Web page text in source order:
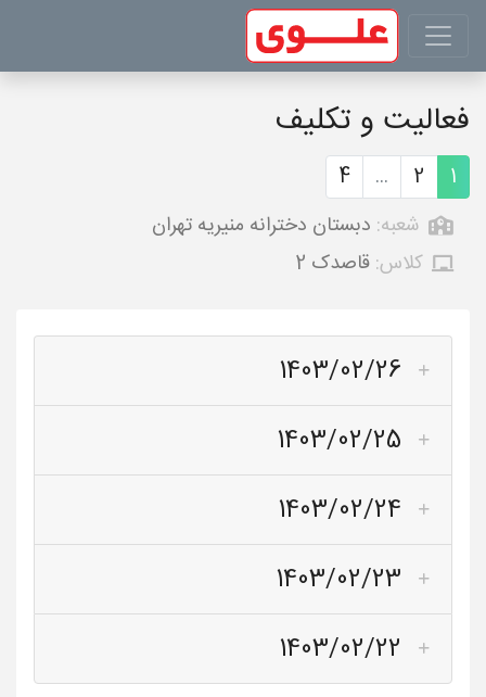
فعالیت و تکلیف
1
2
...
4
شعبه: دبستان دخترانه منیریه تهران
کلاس: قاصدک 2
1403/02/26
1403/02/25
1403/02/24
1403/02/23
1403/02/22